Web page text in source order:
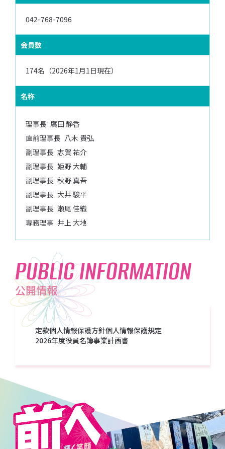
042-768-7096
会員数
174名（2026年1月1日現在）
名称
理事長 廣田 静香
直前理事⻑ 八木 貴弘
副理事⻑ 志賀 祐介
副理事⻑ 姫野 大輔
副理事⻑ 秋野 真吾
副理事⻑ 大井 駿平
副理事⻑ 瀬尾 佳織
専務理事 井上 大地
PUBLIC INFORMATION
公開情報
定款個人情報保護方針個人情報保護規定
2026年度役員名簿事業計画書